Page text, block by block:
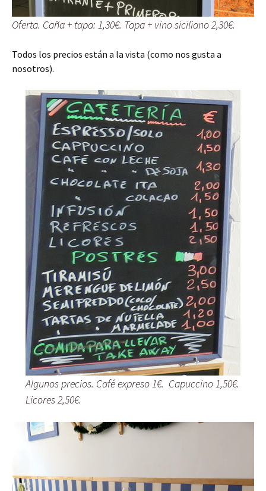
Oferta. Caña + tapa: 1,30€. Tapa + vino siciliano 2,30€.
Todos los precios están a la vista (como nos gusta a
nosotros).
Algunos precios. Café expreso 1€. Capuccino 1,50€.
Licores 2,50€.